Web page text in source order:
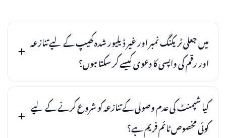
میں جعلی ٹریکنگ نمبر اور غیر ڈیلیور شدہ کھیپ کے لیے تنازعہ
اور رقم کی واپسی کا دعوی کیسے کر سکتا ہوں؟
کیا شپمنٹ کی عدم وصولی کے تنازعہ کو شروع کرنے کے لیے
کوئی مخصوص ٹائم فریم ہے؟